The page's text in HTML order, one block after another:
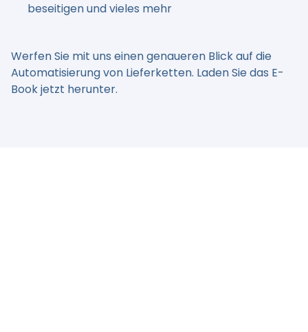
beseitigen und vieles mehr
Werfen Sie mit uns einen genaueren Blick auf die
Automatisierung von Lieferketten. Laden Sie das E-
Book jetzt herunter.